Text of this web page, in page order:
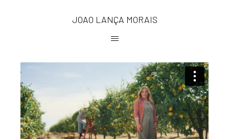
JOAO LANÇA MORAIS